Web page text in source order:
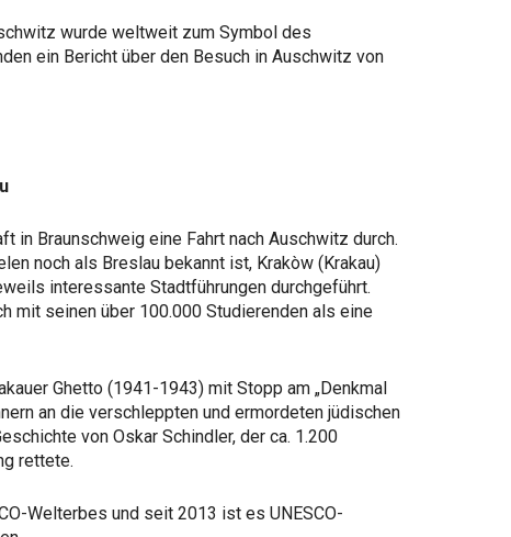
wurde weltweit zum Symbol des
ein Bericht über den Besuch in Auschwitz von
Braunschweig eine Fahrt nach Auschwitz durch.
noch als Breslau bekannt ist, Krakòw (Krakau)
interessante Stadtführungen durchgeführt.
mit seinen über 100.000 Studierenden als eine
Ghetto (1941-1943) mit Stopp am „Denkmal
an die verschleppten und ermordeten jüdischen
von Oskar Schindler, der ca. 1.200
rettete.
Welterbes und seit 2013 ist es UNESCO-